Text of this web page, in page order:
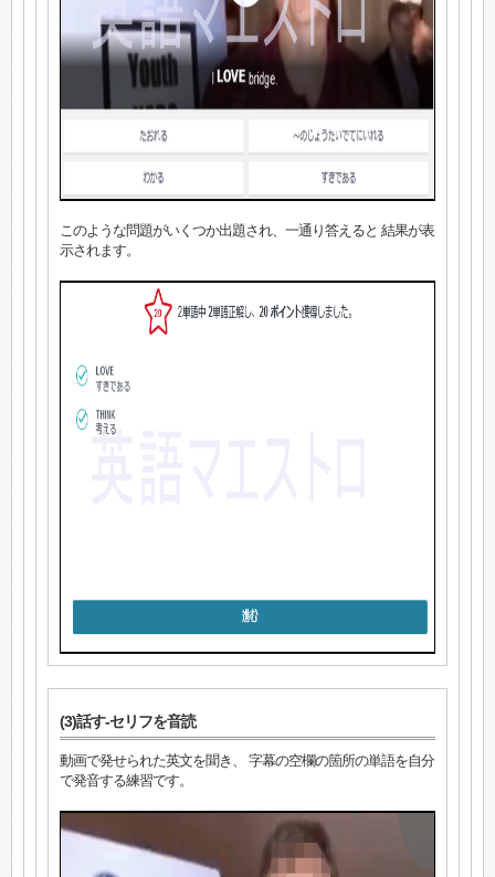
このような問題がいくつか出題され、一通り答えると 結果が表
示されます。
(3)話す-セリフを音読
動画で発せられた英文を聞き、 字幕の空欄の箇所の単語を自分
で発音する練習です。